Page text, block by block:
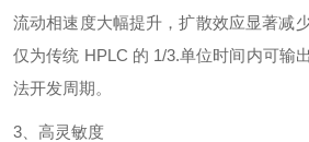
流动相速度大幅提升，扩散效应显著减
仅为传统 HPLC 的 1/3.单位时间内可输
法开发周期。
3、高灵敏度